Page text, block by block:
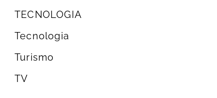
TECNOLOGIA
Tecnologia
Turismo
TV